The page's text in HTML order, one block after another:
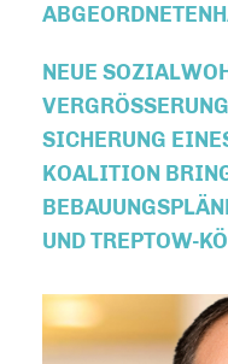
NEUE
ICHERUNG EINES
OALITION
ND TREPTOW-